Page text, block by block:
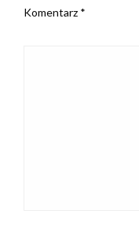
Komentarz *